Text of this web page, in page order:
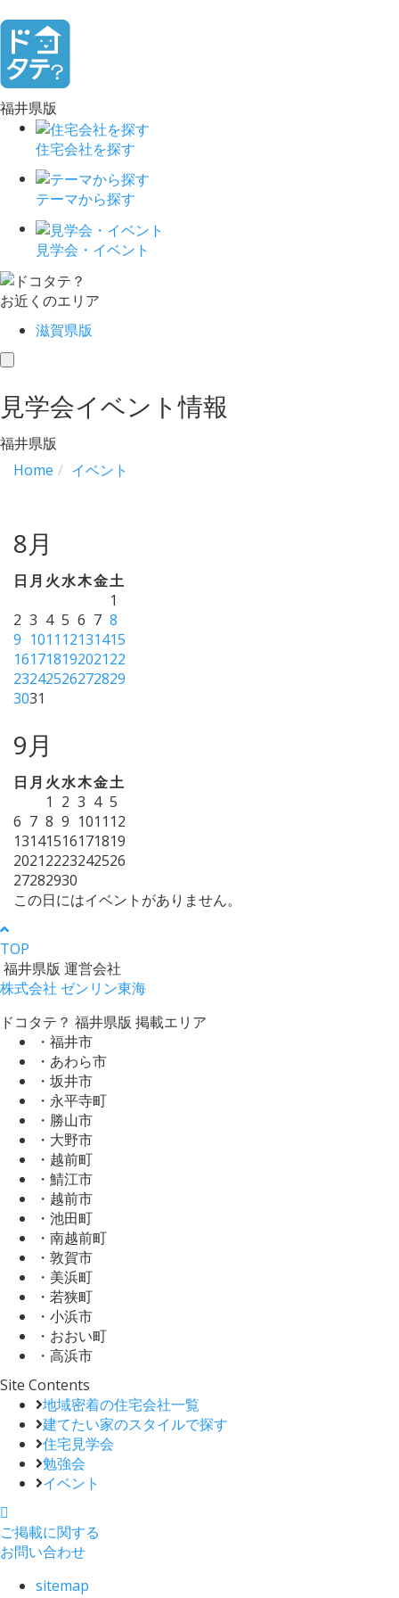
福井県版
住宅会社を探す
テーマから探す
見学会・イベント
お近くのエリア
滋賀県版
toggle
見学会イベント情報
福井県版
Home
イベント
8月
日 月 火水木金土
1
2 3 4 5 6 7 8
9 1011 12131415
16171819202122
23242526272829
3031
9月
日 月 火水木金土
1 2 3 4 5
6 7 8 9 1011 12
13141516171819
20212223242526
27282930
この日にはイベントがありません。
TOP
福井県版 運営会社
株式会社 ゼンリン東海
ドコタテ？ 福井県版 掲載エリア
・福井市
・あわら市
・坂井市
・永平寺町
・勝山市
・大野市
・越前町
・鯖江市
・越前市
・池田町
・南越前町
・敦賀市
・美浜町
・若狭町
・小浜市
・おおい町
・高浜市
Site Contents
地域密着の住宅会社一覧
建てたい家のスタイルで探す
住宅見学会
勉強会
イベント
ご掲載に関する
お問い合わせ
sitemap